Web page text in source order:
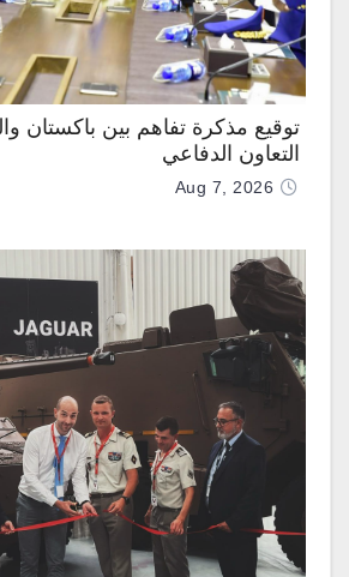
توقيع مذكرة تفاهم بين باكستان
التعاون الدفاعي
Aug 7, 2026